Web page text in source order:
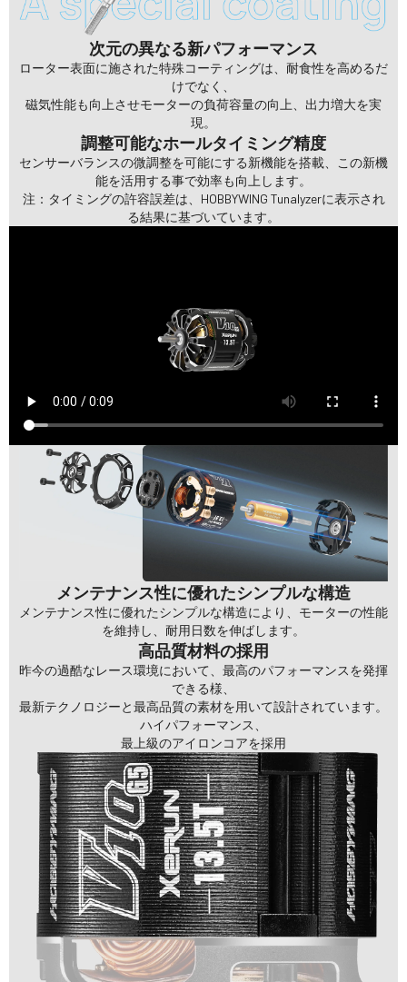
次元の異なる新パフォーマンス
ローター表面に施された特殊コーティングは、耐食性を高めるだ
けでなく、
磁気性能も向上させモーターの負荷容量の向上、出力増大を実
現。
調整可能なホールタイミング精度
センサーバランスの微調整を可能にする新機能を搭載、この新機
能を活用する事で効率も向上します。
注：タイミングの許容誤差は、HOBBYWING Tunalyzerに表示され
る結果に基づいています。
メンテナンス性に優れたシンプルな構造
メンテナンス性に優れたシンプルな構造により、モーターの性能
を維持し、耐用日数を伸ばします。
高品質材料の採用
昨今の過酷なレース環境において、最高のパフォーマンスを発揮
できる様、
最新テクノロジーと最高品質の素材を用いて設計されています。
ハイパフォーマンス、
最上級のアイロンコアを採用